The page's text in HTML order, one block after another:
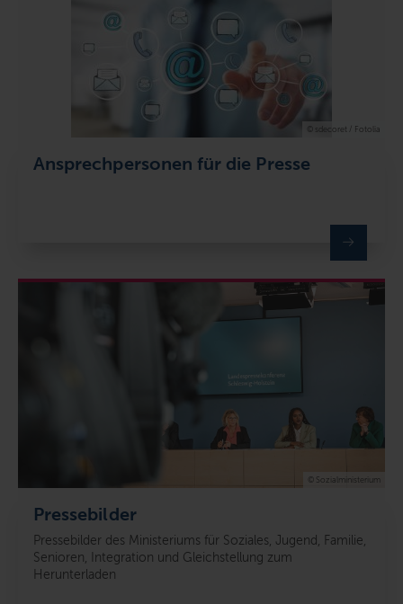
Ansprechpersonen für die Presse
© sdecoret / Fotolia
Pressebilder
Pressebilder des Ministeriums für Soziales, Jugend, Familie,
Senioren, Integration und Gleichstellung zum
Herunterladen
© Sozialministerium